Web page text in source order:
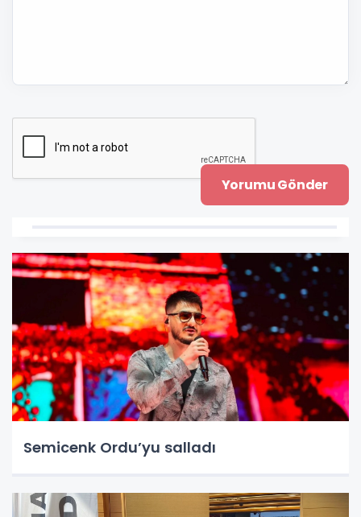
Semicenk Ordu’yu salladı